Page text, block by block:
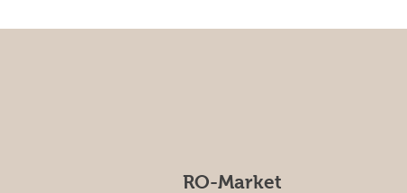
RO-Market